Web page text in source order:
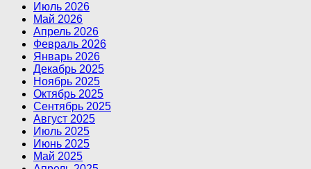
Июль 2026
Май 2026
Апрель 2026
Февраль 2026
Январь 2026
Декабрь 2025
Ноябрь 2025
Октябрь 2025
Сентябрь 2025
Август 2025
Июль 2025
Июнь 2025
Май 2025